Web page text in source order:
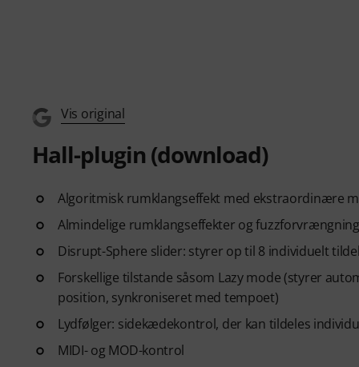
Vis original
Hall-plugin (download)
Algoritmisk rumklangseffekt med ekstraordinære
Almindelige rumklangseffekter og fuzzforvrængning
Disrupt-Sphere slider: styrer op til 8 individuelt
Forskellige tilstande såsom Lazy mode (styrer
position, synkroniseret med tempoet)
Lydfølger: sidekædekontrol, der kan tildeles
MIDI- og MOD-kontrol